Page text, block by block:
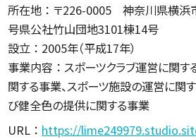
所在地 ： 〒226-0005 神奈川県横浜
号県公社竹山団地3101棟14号
設立 ： 2005年（平成17年）
事業内容 ： スポーツクラブ運営に関す
関する事業、スポーツ施設の運営に関
び健全色の提供に関する事業
URL ： https://